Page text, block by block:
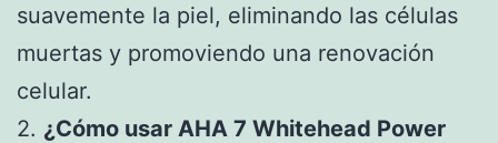
suavemente la piel, eliminando las células
muertas y promoviendo una renovación
celular.
2. ¿Cómo usar AHA 7 Whitehead Power